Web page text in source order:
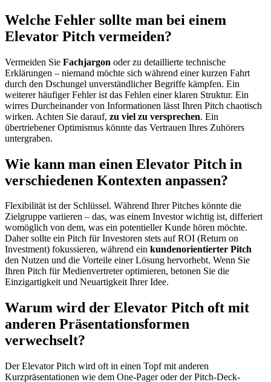
Welche Fehler sollte man bei einem
Elevator Pitch vermeiden?
Vermeiden Sie Fachjargon oder zu detaillierte technische
Erklärungen – niemand möchte sich während einer kurzen Fahrt
durch den Dschungel unverständlicher Begriffe kämpfen. Ein
weiterer häufiger Fehler ist das Fehlen einer klaren Struktur. Ein
wirres Durcheinander von Informationen lässt Ihren Pitch chaotisch
wirken. Achten Sie darauf, zu viel zu versprechen. Ein
übertriebener Optimismus könnte das Vertrauen Ihres Zuhörers
untergraben.
Wie kann man einen Elevator Pitch in
verschiedenen Kontexten anpassen?
Flexibilität ist der Schlüssel. Während Ihrer Pitches könnte die
Zielgruppe variieren – das, was einem Investor wichtig ist, differiert
womöglich von dem, was ein potentieller Kunde hören möchte.
Daher sollte ein Pitch für Investoren stets auf ROI (Return on
Investment) fokussieren, während ein kundenorientierter Pitch
den Nutzen und die Vorteile einer Lösung hervorhebt. Wenn Sie
Ihren Pitch für Medienvertreter optimieren, betonen Sie die
Einzigartigkeit und Neuartigkeit Ihrer Idee.
Warum wird der Elevator Pitch oft mit
anderen Präsentationsformen
verwechselt?
Der Elevator Pitch wird oft in einen Topf mit anderen
Kurzpräsentationen wie dem One-Pager oder der Pitch-Deck-